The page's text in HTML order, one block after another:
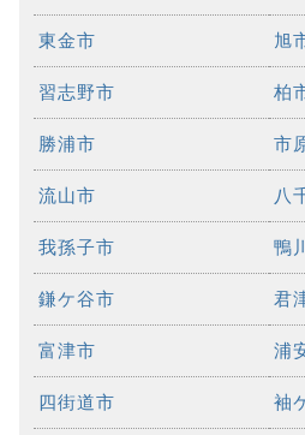
東金市 旭
習志野市 柏
勝浦市 市
流山市 八
我孫子市 鴨
鎌ケ谷市 君
富津市 浦
四街道市 袖